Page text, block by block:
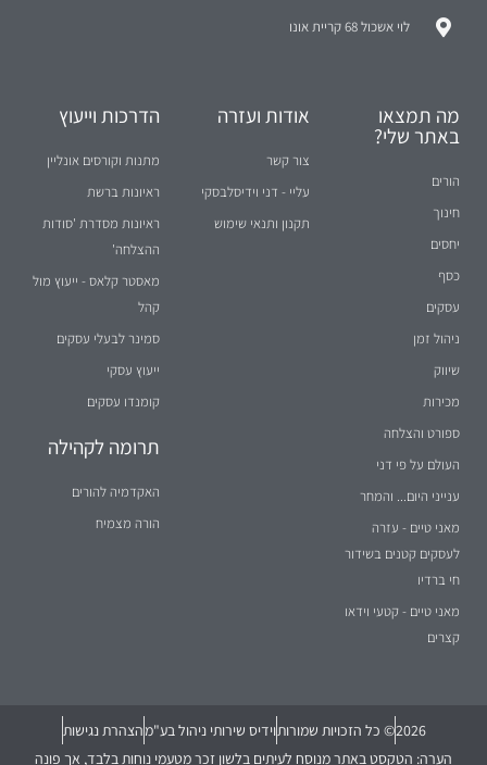
לוי אשכול 68 קריית אונו
מה תמצאו
באתר שלי?
הורים
חינוך
יחסים
כסף
עסקים
ניהול זמן
שיווק
מכירות
ספורט והצלחה
העולם על פי דני
ענייני היום... והמחר
מאני טיים - עזרה
לעסקים קטנים בשידור
חי ברדיו
מאני טיים - קטעי וידאו
קצרים
אודות ועזרה
צור קשר
עליי - דני וידיסלבסקי
תקנון ותנאי שימוש
הדרכות וייעוץ
מתנות וקורסים אונליין
ראיונות ברשת
ראיונות מסדרת 'סודות
ההצלחה'
מאסטר קלאס - ייעוץ מול
קהל
סמינר לבעלי עסקים
ייעוץ עסקי
קומנדו עסקים
תרומה לקהילה
האקדמיה להורים
הורה מצמיח
2026© כל הזכויות שמורותוידיס שירותי ניהול בע"מהצהרת נגישות
הערה: הטקסט באתר מנוסח לעיתים בלשון זכר מטעמי נוחות בלבד, אך פונה